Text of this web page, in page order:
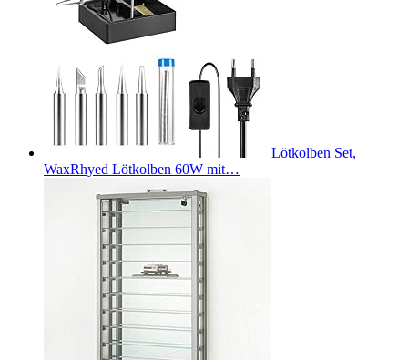
Lötkolben Set,
WaxRhyed Lötkolben 60W mit…